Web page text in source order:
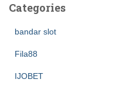
Categories
bandar slot
Fila88
IJOBET